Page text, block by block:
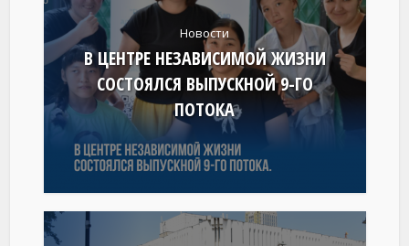
Новости
В ЦЕНТРЕ НЕЗАВИСИМОЙ ЖИЗНИ
СОСТОЯЛСЯ ВЫПУСКНОЙ 9-ГО
ПОТОКА